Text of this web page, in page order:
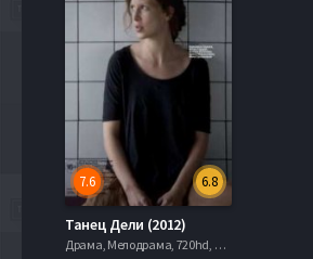
6.8
7.6
Танец Дели (2012)
Драма, Мелодрама, 720hd, mobilen,